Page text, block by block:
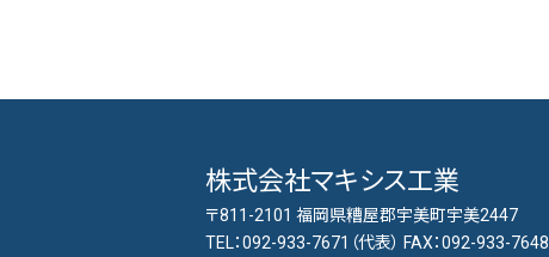
株式会社マキシス工業
〒811-2101 福岡県糟屋郡宇美町宇美2447
TEL：092-933-7671（代表） FAX：092-933-7648